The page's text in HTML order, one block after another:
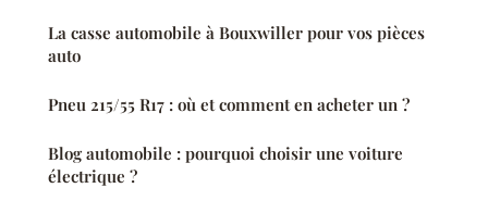
La casse automobile à Bouxwiller pour vos pièces
auto
Pneu 215/55 R17 : où et comment en acheter un ?
Blog automobile : pourquoi choisir une voiture
électrique ?